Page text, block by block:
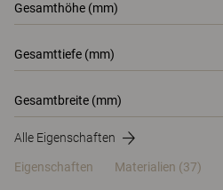
Gesamthöhe (mm)
Gesamttiefe (mm)
Gesamtbreite (mm)
Alle Eigenschaften
Eigenschaften Materialien (37)